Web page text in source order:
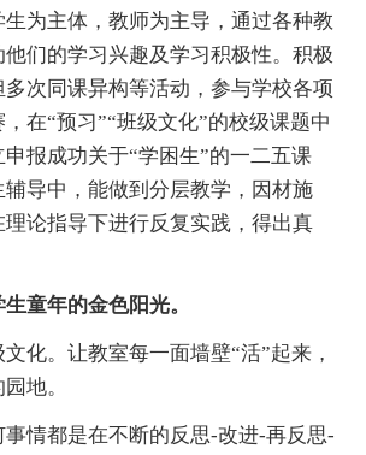
为主体，教师为主导，通过各种教
们的学习兴趣及学习积极性。积极
次同课异构等活动，参与学校各项
在“预习”“班级文化”的校级课题中
报成功关于“学困生”的一二五课
导中，能做到分层教学，因材施
论指导下进行反复实践，得出真
童年的金色阳光。
。让教室每一面墙壁“活”起来，
地。
都是在不断的反思-改进-再反思-